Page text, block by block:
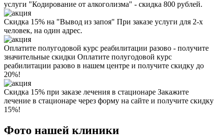
услуги "Кодирование от алкоголизма" - скидка 800 рублей.
Скидка 15% на "Вывод из запоя" При заказе услуги для 2-х
человек, на один адрес.
Оплатите полугодовой курс реабилитации разово - получите
значительные скидки Оплатите полугодовой курс
реабилитации разово в нашем центре и получите скидку до
20%!
Скидка 15% при заказе лечения в стационаре Закажите
лечение в стационаре через форму на сайте и получите скидку
15%!
Фото нашей клиники